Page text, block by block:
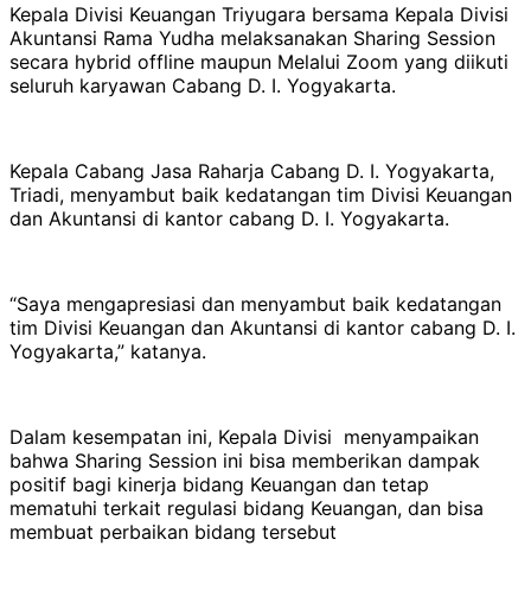
Kepala Divisi Keuangan Triyugara bersama Kepala Divisi
Akuntansi Rama Yudha melaksanakan Sharing Session
secara hybrid offline maupun Melalui Zoom yang diikuti
seluruh karyawan Cabang D. I. Yogyakarta.
Kepala Cabang Jasa Raharja Cabang D. I. Yogyakarta,
Triadi, menyambut baik kedatangan tim Divisi Keuangan
dan Akuntansi di kantor cabang D. I. Yogyakarta.
“Saya mengapresiasi dan menyambut baik kedatangan
tim Divisi Keuangan dan Akuntansi di kantor cabang D. I.
Yogyakarta,” katanya.
Dalam kesempatan ini, Kepala Divisi menyampaikan
bahwa Sharing Session ini bisa memberikan dampak
positif bagi kinerja bidang Keuangan dan tetap
mematuhi terkait regulasi bidang Keuangan, dan bisa
membuat perbaikan bidang tersebut